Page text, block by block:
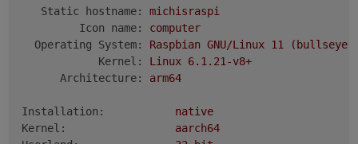
Static hostname:
michisraspi
Icon name:
computer
Operating System:
Raspbian GNU/Linux 11
(bullseye)
Kernel:
Linux 6.1.21-v8+
Architecture:
arm64
Installation:
native
Kernel:
aarch64